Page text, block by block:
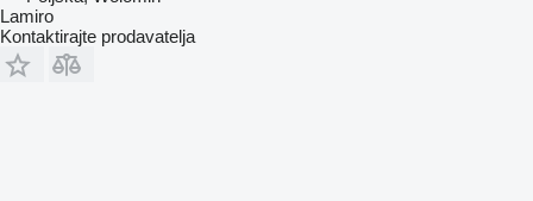
Lamiro
Kontaktirajte prodavatelja